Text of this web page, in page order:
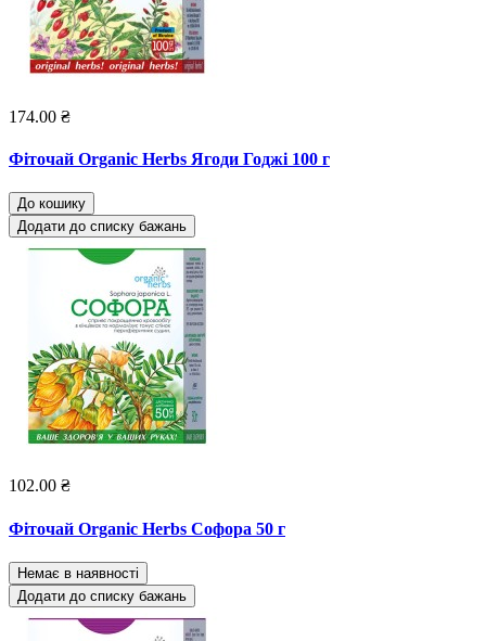
174.00 ₴
Фіточай Organic Herbs Ягоди Годжі 100 г
До кошику
Додати до списку бажань
102.00 ₴
Фіточай Organic Herbs Софора 50 г
Немає в наявності
Додати до списку бажань